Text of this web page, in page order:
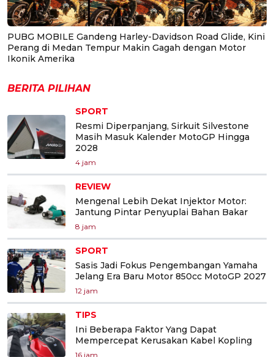
PUBG MOBILE Gandeng Harley-Davidson Road Glide, Kini
Perang di Medan Tempur Makin Gagah dengan Motor
Ikonik Amerika
BERITA PILIHAN
SPORT
Resmi Diperpanjang, Sirkuit Silvestone
Masih Masuk Kalender MotoGP Hingga
2028
4 jam
REVIEW
Mengenal Lebih Dekat Injektor Motor:
Jantung Pintar Penyuplai Bahan Bakar
8 jam
SPORT
Sasis Jadi Fokus Pengembangan Yamaha
Jelang Era Baru Motor 850cc MotoGP 2027
12 jam
TIPS
Ini Beberapa Faktor Yang Dapat
Mempercepat Kerusakan Kabel Kopling
16 jam